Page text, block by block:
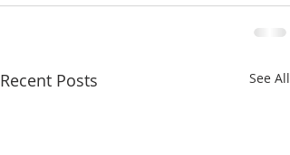
Recent Posts See All